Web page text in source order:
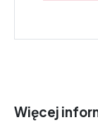
Więcej